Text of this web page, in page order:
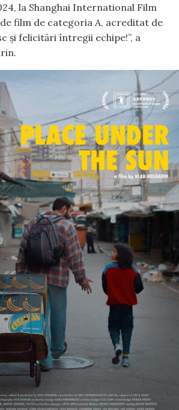
la Shanghai International Film
film de categoria A, acreditat de
și felicitări întregii echipe!”, a